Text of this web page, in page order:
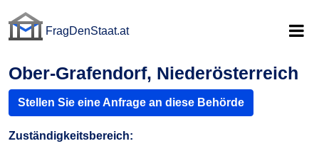
FragDenStaat.at
Ober-Grafendorf, Niederösterreich
Stellen Sie eine Anfrage an diese Behörde
Zuständigkeitsbereich: